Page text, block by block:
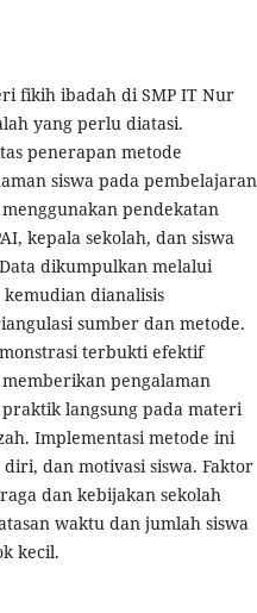
fikih ibadah di SMP IT Nur
yang perlu diatasi.
penerapan metode
siswa pada pembelajaran
pendekatan
kepala sekolah, dan siswa
dikumpulkan melalui
dianalisis
sumber dan metode.
terbukti efektif
pengalaman
langsung pada materi
Implementasi metode ini
dan motivasi siswa. Faktor
dan kebijakan sekolah
waktu dan jumlah siswa
kecil.